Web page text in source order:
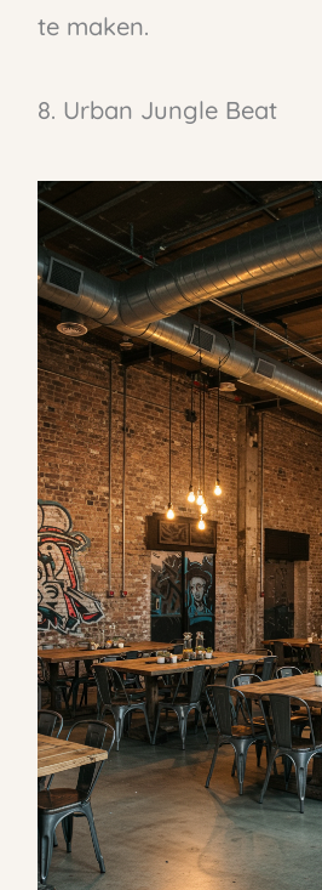
te maken.
8. Urban Jungle Beat